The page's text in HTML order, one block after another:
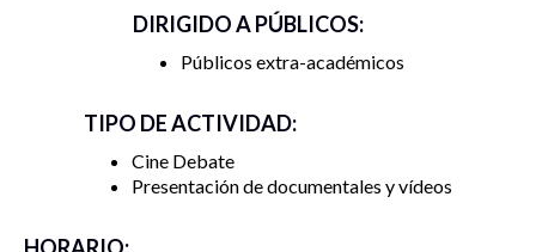
DIRIGIDO A PÚBLICOS:
Públicos extra-académicos
TIPO DE ACTIVIDAD:
Cine Debate
Presentación de documentales y vídeos